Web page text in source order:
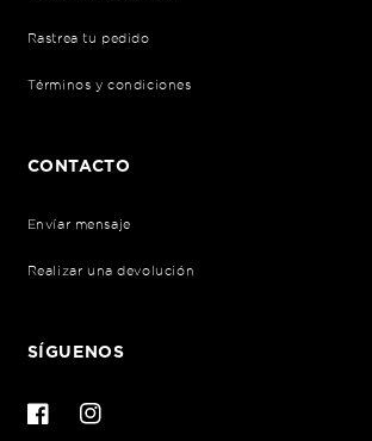
Rastrea tu pedido
Términos y condiciones
CONTACTO
Envíar mensaje
Realizar una devolución
SÍGUENOS
FacebookInstagram